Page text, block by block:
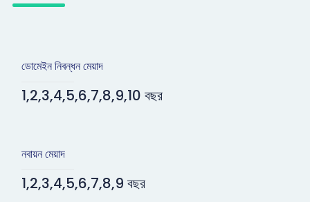
ডোমেইন নিবন্ধন মেয়াদ
1,2,3,4,5,6,7,8,9,10 বছর
নবায়ন মেয়াদ
1,2,3,4,5,6,7,8,9 বছর